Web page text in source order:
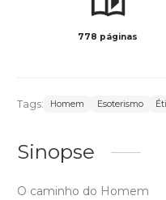
778 páginas
Tags: Homem Esoterismo
Sinopse
O caminho do Homem